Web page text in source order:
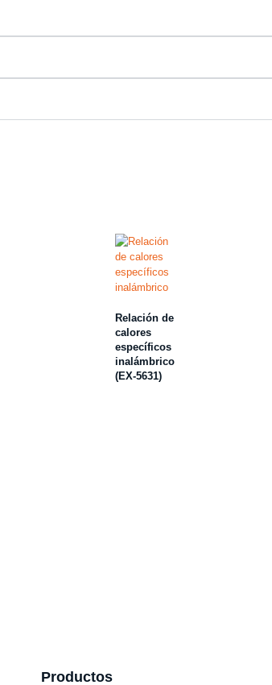
Relación de
calores
específicos
inalámbrico
(EX-5631)
Productos